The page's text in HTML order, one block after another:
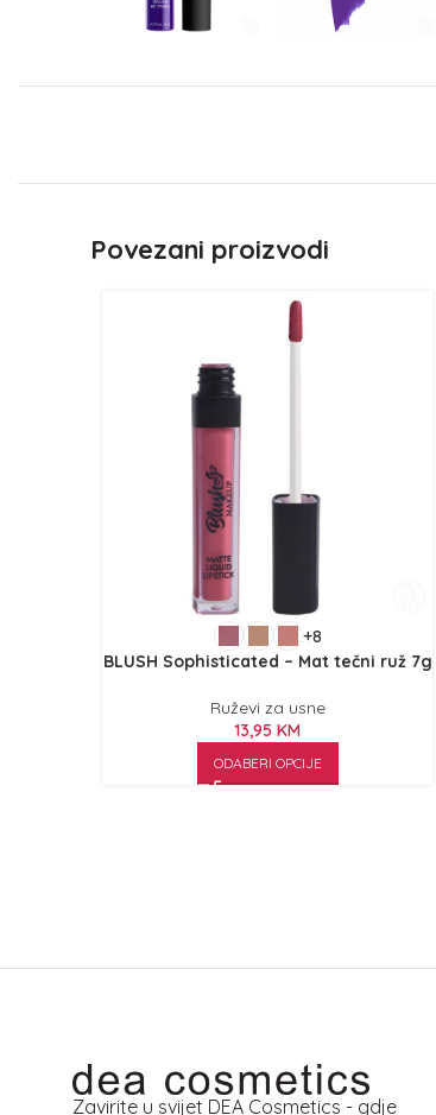
Povezani proizvodi
+8
BLUSH Sophisticated – Mat tečni ruž 7g
Ruževi za usne
13,95 KM
ODABERI OPCIJE
Zavirite u svijet DEA Cosmetics - gdje